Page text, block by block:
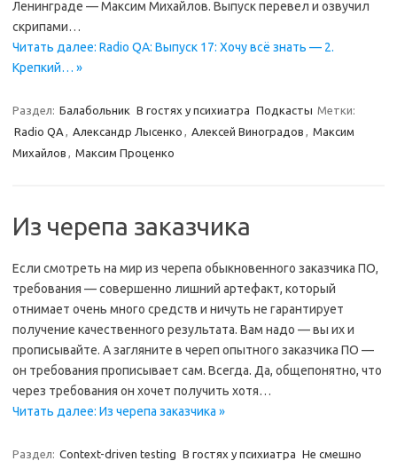
Ленинграде — Максим Михайлов. Выпуск перевел и озвучил
скрипами…
Читать далее: Radio QA: Выпуск 17: Хочу всё знать — 2.
Крепкий… »
Раздел: Балабольник В гостях у психиатра Подкасты Метки:
Radio QA , Александр Лысенко , Алексей Виноградов , Максим
Михайлов , Максим Проценко
Из черепа заказчика
Если смотреть на мир из черепа обыкновенного заказчика ПО,
требования — совершенно лишний артефакт, который
отнимает очень много средств и ничуть не гарантирует
получение качественного результата. Вам надо — вы их и
прописывайте. А загляните в череп опытного заказчика ПО —
он требования прописывает сам. Всегда. Да, общепонятно, что
через требования он хочет получить хотя…
Читать далее: Из черепа заказчика »
Раздел: Context-driven testing В гостях у психиатра Не смешно